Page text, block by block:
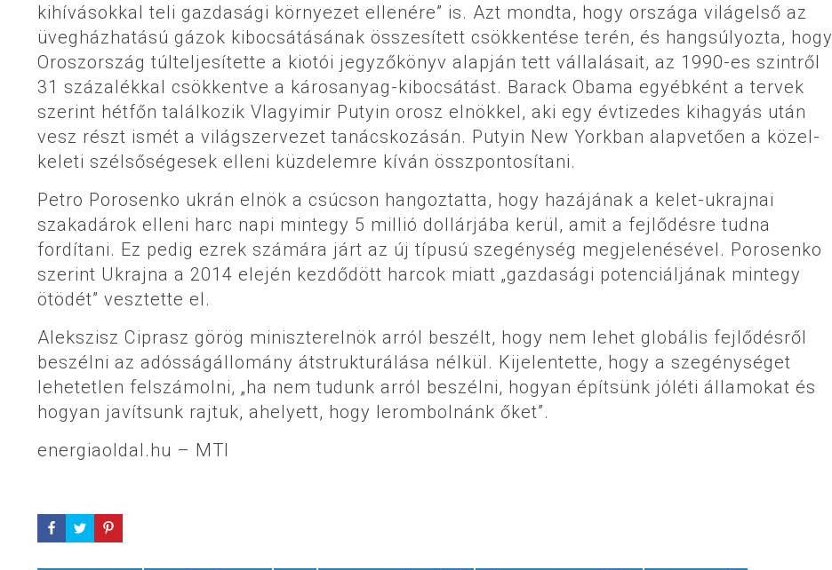
kihívásokkal teli gazdasági környezet ellenére” is. Azt mondta, hogy országa világelső az
üvegházhatású gázok kibocsátásának összesített csökkentése terén, és hangsúlyozta, hogy
Oroszország túlteljesítette a kiotói jegyzőkönyv alapján tett vállalásait, az 1990-es szintről
31 százalékkal csökkentve a károsanyag-kibocsátást. Barack Obama egyébként a tervek
szerint hétfőn találkozik Vlagyimir Putyin orosz elnökkel, aki egy évtizedes kihagyás után
vesz részt ismét a világszervezet tanácskozásán. Putyin New Yorkban alapvetően a közel-
keleti szélsőségesek elleni küzdelemre kíván összpontosítani.
Petro Porosenko ukrán elnök a csúcson hangoztatta, hogy hazájának a kelet-ukrajnai
szakadárok elleni harc napi mintegy 5 millió dollárjába kerül, amit a fejlődésre tudna
fordítani. Ez pedig ezrek számára járt az új típusú szegénység megjelenésével. Porosenko
szerint Ukrajna a 2014 elején kezdődött harcok miatt „gazdasági potenciáljának mintegy
ötödét” vesztette el.
Alekszisz Ciprasz görög miniszterelnök arról beszélt, hogy nem lehet globális fejlődésről
beszélni az adósságállomány átstrukturálása nélkül. Kijelentette, hogy a szegénységet
lehetetlen felszámolni, „ha nem tudunk arról beszélni, hogyan építsünk jóléti államokat és
hogyan javítsunk rajtuk, ahelyett, hogy lerombolnánk őket”.
energiaoldal.hu – MTI